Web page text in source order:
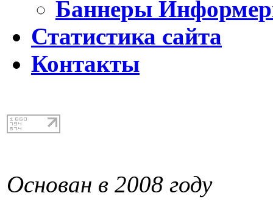
Баннеры
Статистика сайта
Контакты
Основан в 2008 году